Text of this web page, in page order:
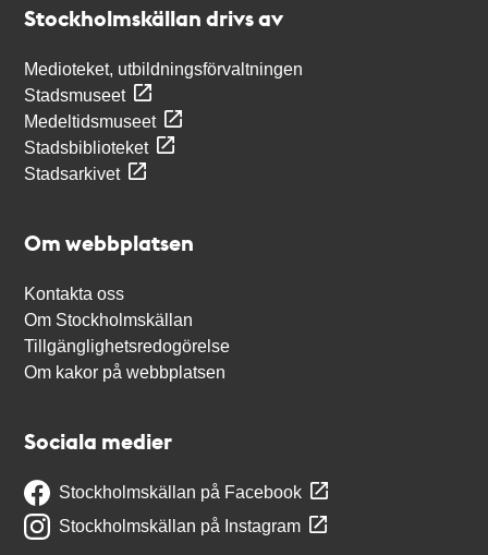
Stockholmskällan drivs av
Medioteket, utbildningsförvaltningen
Stadsmuseet
Medeltidsmuseet
Stadsbiblioteket
Stadsarkivet
Om webbplatsen
Kontakta oss
Om Stockholmskällan
Tillgänglighetsredogörelse
Om kakor på webbplatsen
Sociala medier
Stockholmskällan på Facebook
Stockholmskällan på Instagram